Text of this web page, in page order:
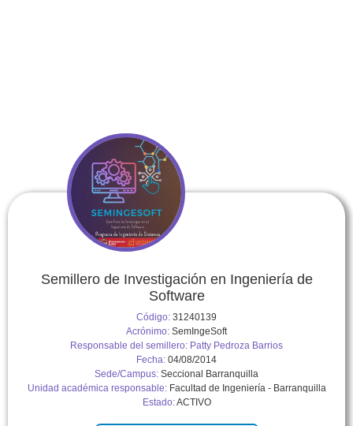
Semillero de Investigación en Ingeniería de
Software
Código: 31240139
Acrónimo: SemIngeSoft
Responsable del semillero: Patty Pedroza Barrios
Fecha: 04/08/2014
Sede/Campus: Seccional Barranquilla
Unidad académica responsable:Facultad de Ingeniería - Barranquilla
Estado:ACTIVO